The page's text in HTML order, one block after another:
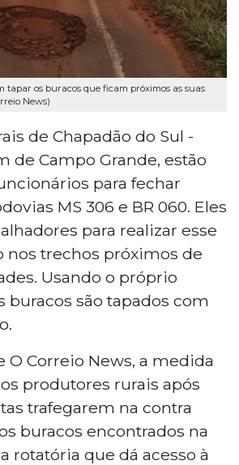
tapar os buracos que ficam próximos as suas
News)
de Chapadão do Sul -
de Campo Grande, estão
para fechar
MS 306 e BR 060. Eles
para realizar esse
nos trechos próximos de
Usando o próprio
buracos são tapados com
O Correio News, a medida
produtores rurais após
trafegarem na contra
buracos encontrados na
rotatória que dá acesso à